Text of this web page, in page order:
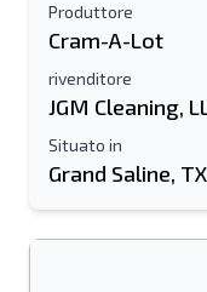
Indirizzo e-mail
Mobile
Produttore
Cram-A-Lot
rivenditore
JGM Cleaning,
Situato in
Grand Saline,
Elenco di testo
Il tuo nome